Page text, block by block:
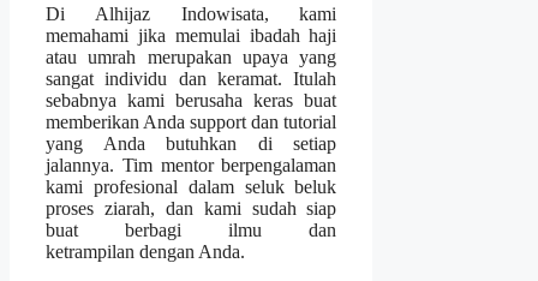
Di Alhijaz Indowisata, kami
memahami jika memulai ibadah haji
atau umrah merupakan upaya yang
sangat individu dan keramat. Itulah
sebabnya kami berusaha keras buat
memberikan Anda support dan tutorial
yang Anda butuhkan di setiap
jalannya. Tim mentor berpengalaman
kami profesional dalam seluk beluk
proses ziarah, dan kami sudah siap
buat berbagi ilmu dan
ketrampilan dengan Anda.